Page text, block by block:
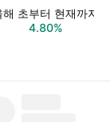
해 초부터 현재까지
4.80%